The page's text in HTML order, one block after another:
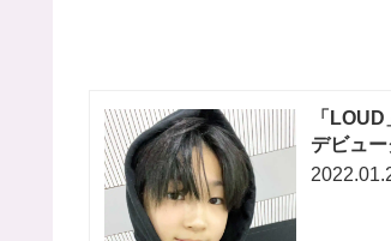
「
デビュ